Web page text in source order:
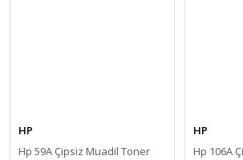
HP
Hp 59A Çipsiz Muadil Toner
HP
Hp 106A